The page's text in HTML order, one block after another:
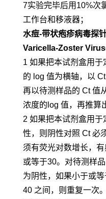
7实验完毕后用10%次
工作台和移液器；
水痘-带状疱疹病毒探
Varicella-Zoster
1 如果把本试剂盒用
的 log 值为横轴，以
再以待测样品的 Ct 值
浓度的log 值，再推算
2 如果把本试剂盒用
性，则阴性对照 Ct 必
须有荧光对数增长，
或等于30。对待测样
为阴性，如果小于或
40 之间，则重复一次